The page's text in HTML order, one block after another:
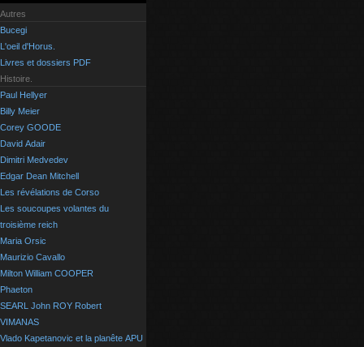
Autres
Bucegi
L'oeil d'Horus.
Livres et dossiers PDF
Histoire.
Paul Hellyer
Billy Meier
Corey GOODE
David Adair
Dimitri Medvedev
Edgar Dean Mitchell
Les révélations de Corso
Les soucoupes volantes du
troisième reich
Maria Orsic
Maurizio Cavallo
Milton William COOPER
Phaeton
SEARL John ROY Robert
VIMANAS
Vlado Kapetanovic et la planête APU